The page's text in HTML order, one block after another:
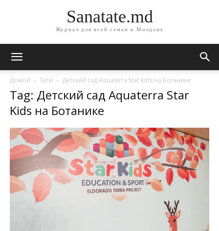
Sanatate.md
Журнал для всей семьи в Молдове
Домой Теги Детский сад Aquaterra Star Kids на Ботанике
Tag: Детский сад Aquaterra Star
Kids на Ботанике